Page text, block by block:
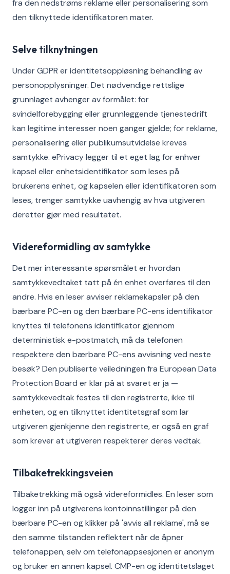
fra den nedstrøms reklame eller personalisering som
den tilknyttede identifikatoren mater.
Selve tilknytningen
Under GDPR er identitetsoppløsning behandling av
personopplysninger. Det nødvendige rettslige
grunnlaget avhenger av formålet: for
svindelforebygging eller grunnleggende tjenestedrift
kan legitime interesser noen ganger gjelde; for reklame,
personalisering eller publikumsutvidelse kreves
samtykke. ePrivacy legger til et eget lag for enhver
kapsel eller enhetsidentifikator som leses på
brukerens enhet, og kapselen eller identifikatoren som
leses, trenger samtykke uavhengig av hva utgiveren
deretter gjør med resultatet.
Videreformidling av samtykke
Det mer interessante spørsmålet er hvordan
samtykkevedtaket tatt på én enhet overføres til den
andre. Hvis en leser avviser reklamekapsler på den
bærbare PC-en og den bærbare PC-ens identifikator
knyttes til telefonens identifikator gjennom
deterministisk e-postmatch, må da telefonen
respektere den bærbare PC-ens avvisning ved neste
besøk? Den publiserte veiledningen fra European Data
Protection Board er klar på at svaret er ja —
samtykkevedtak festes til den registrerte, ikke til
enheten, og en tilknyttet identitetsgraf som lar
utgiveren gjenkjenne den registrerte, er også en graf
som krever at utgiveren respekterer deres vedtak.
Tilbaketrekkingsveien
Tilbaketrekking må også videreformidles. En leser som
logger inn på utgiverens kontoinnstillinger på den
bærbare PC-en og klikker på 'avvis all reklame', må se
den samme tilstanden reflektert når de åpner
telefonappen, selv om telefonappsesjonen er anonym
og bruker en annen kapsel. CMP-en og identitetslaget